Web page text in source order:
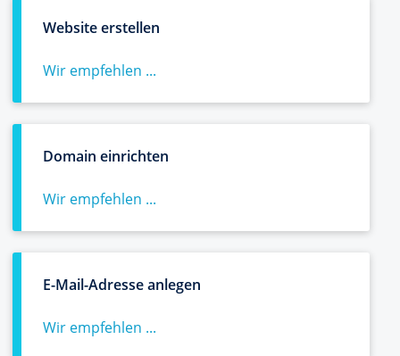
Website erstellen
Wir empfehlen ...
Domain einrichten
Wir empfehlen ...
E-Mail-Adresse anlegen
Wir empfehlen ...